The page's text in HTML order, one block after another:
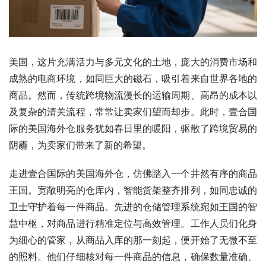
美国，这片充满活力与多元文化的土地，庞大的消费市场和
成熟的电商环境，如同巨大的磁石，吸引着来自世界各地的
商品。然而，传统跨境物流漫长的运输周期、高昂的成本以
及复杂的清关流程，常常让卖家们望而却步。此时，壹合国
际的美国海外仓服务犹如春日里的暖阳，驱散了跨境贸易的
阴霾，为卖家们带来了新的希望。
走进壹合国际的美国海外仓，仿佛踏入一个井然有序的商品
王国。宽敞明亮的仓库内，智能货架整齐排列，如同忠诚的
卫士守护着每一件商品。先进的仓储管理系统宛如王国的智
慧中枢，对商品进行精准定位与高效管理。工作人员们化身
为细心的管家，从商品入库的那一刻起，便开始了无微不至
的照料。他们仔细核对每一件商品的信息，确保数量准确、